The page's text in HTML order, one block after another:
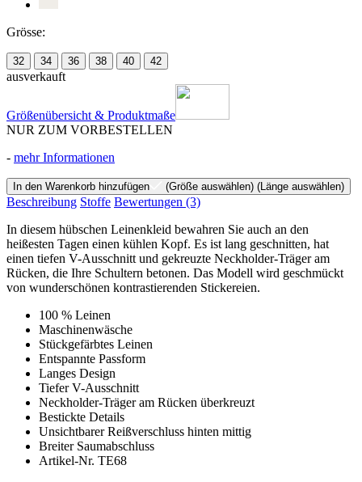
Grösse:
32 34 36 38 40 42
ausverkauft
Größenübersicht & Produktmaße
NUR ZUM VORBESTELLEN
- mehr Informationen
In den Warenkorb hinzufügen (Größe auswählen) (Länge auswählen)
Beschreibung Stoffe Bewertungen (3)
In diesem hübschen Leinenkleid bewahren Sie auch an den
heißesten Tagen einen kühlen Kopf. Es ist lang geschnitten, hat
einen tiefen V-Ausschnitt und gekreuzte Neckholder-Träger am
Rücken, die Ihre Schultern betonen. Das Modell wird geschmückt
von wunderschönen kontrastierenden Stickereien.
100 % Leinen
Maschinenwäsche
Stückgefärbtes Leinen
Entspannte Passform
Langes Design
Tiefer V-Ausschnitt
Neckholder-Träger am Rücken überkreuzt
Bestickte Details
Unsichtbarer Reißverschluss hinten mittig
Breiter Saumabschluss
Artikel-Nr. TE68